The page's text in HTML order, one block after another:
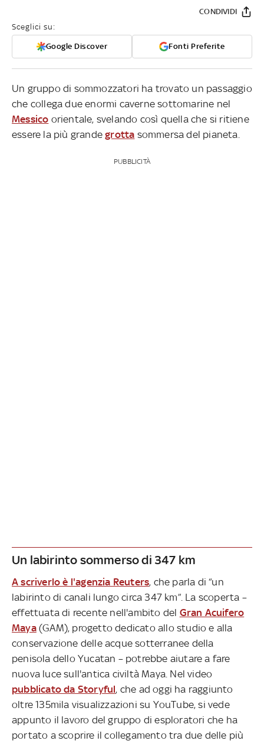
Sceglici su:
Google Discover Fonti Preferite
CONDIVIDI
Un gruppo di sommozzatori ha trovato un passaggio
che collega due enormi caverne sottomarine nel
Messico orientale, svelando così quella che si ritiene
essere la più grandegrotta sommersa del pianeta.
PUBBLICITÀ
Un labirinto sommerso di 347 km
A scriverlo è l'agenzia Reuters, che parla di “un
labirinto di canali lungo circa 347 km”. La scoperta –
effettuata di recente nell'ambito del Gran Acuifero
Maya(GAM), progetto dedicato allo studio e alla
conservazione delle acque sotterranee della
penisola dello Yucatan – potrebbe aiutare a fare
nuova luce sull'antica civiltà Maya. Nel video
pubblicato da Storyful, che ad oggi ha raggiunto
oltre 135mila visualizzazioni su YouTube, si vede
appunto il lavoro del gruppo di esploratori che ha
portato a scoprire il collegamento tra due delle più